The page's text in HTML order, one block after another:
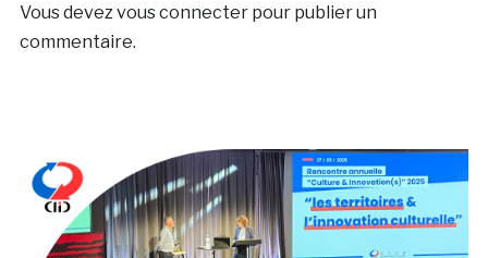
Vous devez vous connecterpour publier un
commentaire.